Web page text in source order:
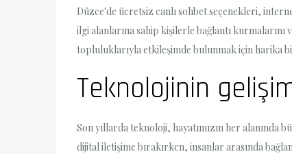
Düzce'de ücretsiz canlı sohbet seçenekleri,
ilgi alanlarına sahip kişilerle bağlantı
topluluklarıyla etkileşimde bulunmak için harika
Teknolojinin
Son yıllarda teknoloji, hayatımızın her alanında
dijital iletişime bırakırken, insanlar arasında